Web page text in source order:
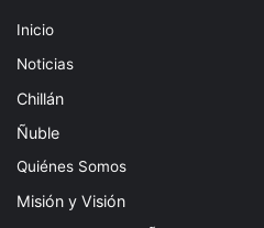
Inicio
Noticias
Chillán
Ñuble
Quiénes Somos
Misión y Visión